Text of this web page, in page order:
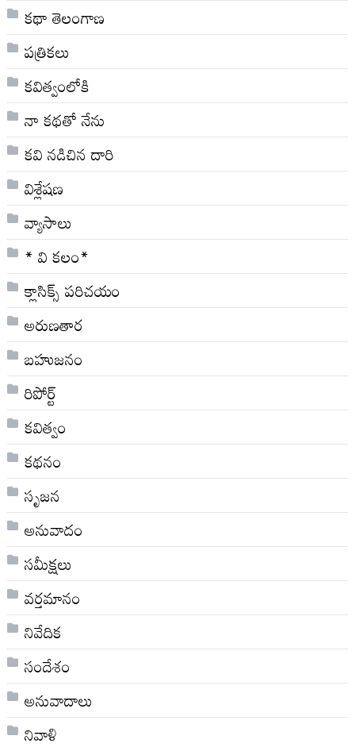
కథా తెలంగాణ
పత్రికలు
కవిత్వంలోకి
నా క‌థ‌తో నేను
కవి నడిచిన దారి
విశ్లేషణ
వ్యాసాలు
* వి క‌లం*
క్లాసిక్స్ ప‌రిచ‌యం
అరుణతార
బహుజనం
రిపోర్ట్
కవిత్వం
కథనం
సృజన
అనువాదం
సమీక్షలు
వర్తమానం
నివేదిక
సందేశం
అనువాదాలు
నివాళి